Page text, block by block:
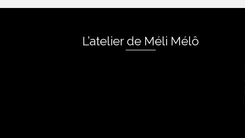
L’atelier de Méli Mélô